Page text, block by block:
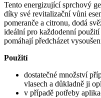
Tento energizující sprchový
díky své revitalizační vůni
pomeranče a citronu, dodá
ideální pro každodenní
pomáhají předcházet
Použití
dostatečné množství
vlasech a důkladně ji
v případě potřeby